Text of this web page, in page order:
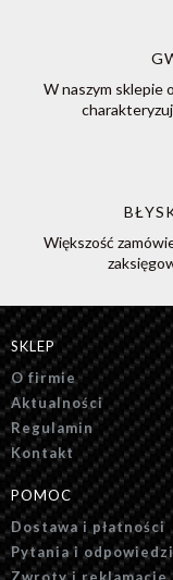
W naszym sklepie
Większość
SKLEP
O firmie
Aktualności
Regulamin
Kontakt
POMOC
Dostawa i płatności
Pytania i odpowiedzi
Zwroty i reklamacje